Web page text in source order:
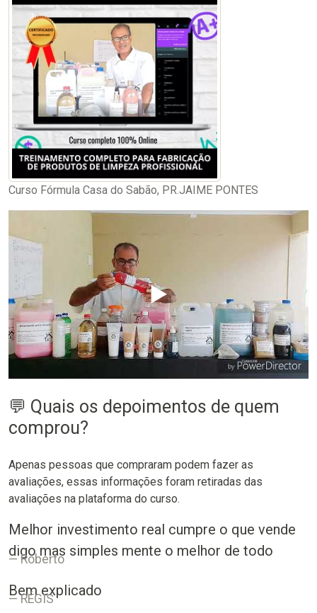
Curso Fórmula Casa do Sabão, PR.JAIME PONTES
▶️
💬 Quais os depoimentos de quem
comprou?
Apenas pessoas que compraram podem fazer as
avaliações, essas informações foram retiradas das
avaliações na plataforma do curso.
Melhor investimento real cumpre o que vende
digo mas simples mente o melhor de todo
Roberto
Bem explicado
RÉGIS